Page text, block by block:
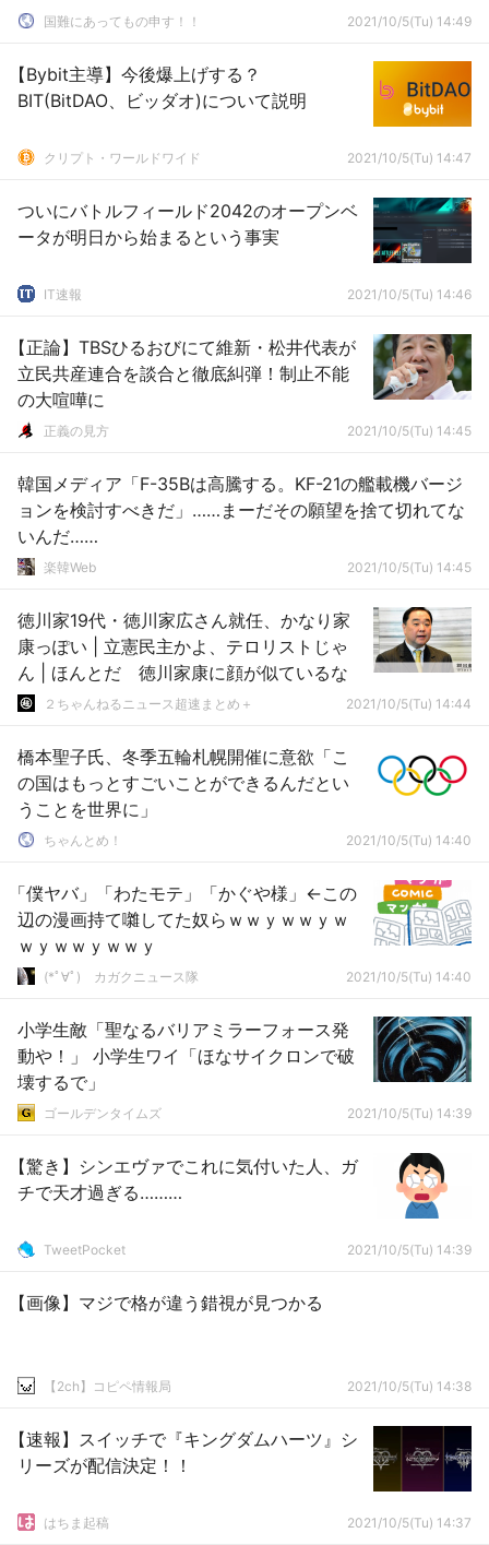
国難にあってもの申す！！ 2021/10/5(Tu) 14:49
【Bybit主導】今後爆上げする？
BIT(BitDAO、ビッダオ)について説明
クリプト・ワールドワイド 2021/10/5(Tu) 14:47
ついにバトルフィールド2042のオープンベ
ータが明日から始まるという事実
IT速報 2021/10/5(Tu) 14:46
【正論】TBSひるおびにて維新・松井代表が
立民共産連合を談合と徹底糾弾！制止不能
の大喧嘩に
正義の見方 2021/10/5(Tu) 14:45
韓国メディア「F-35Bは高騰する。KF-21の艦載機バージ
ョンを検討すべきだ」……まーだその願望を捨て切れてな
いんだ……
楽韓Web 2021/10/5(Tu) 14:45
徳川家19代・徳川家広さん就任、かなり家
康っぽい | 立憲民主かよ、テロリストじゃ
ん | ほんとだ 徳川家康に顔が似ているな
２ちゃんねるニュース超速まとめ＋ 2021/10/5(Tu) 14:44
橋本聖子氏、冬季五輪札幌開催に意欲「こ
の国はもっとすごいことができるんだとい
うことを世界に」
ちゃんとめ！ 2021/10/5(Tu) 14:40
「僕ヤバ」「わたモテ」「かぐや様」←この
辺の漫画持て囃してた奴らｗｗｙｗｗｙｗ
ｗｙｗｗｙｗｗｙ
(*ﾟ∀ﾟ)ゞカガクニュース隊 2021/10/5(Tu) 14:40
小学生敵「聖なるバリアミラーフォース発
動や！」 小学生ワイ「ほなサイクロンで破
壊するで」
ゴールデンタイムズ 2021/10/5(Tu) 14:39
【驚き】シンエヴァでこれに気付いた人、ガ
チで天才過ぎる………
TweetPocket 2021/10/5(Tu) 14:39
【画像】マジで格が違う錯視が見つかる
【2ch】コピペ情報局 2021/10/5(Tu) 14:38
【速報】スイッチで『キングダムハーツ』シ
リーズが配信決定！！
はちま起稿 2021/10/5(Tu) 14:37